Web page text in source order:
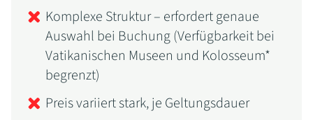
Komplexe Struktur – erfordert genaue
Auswahl bei Buchung (Verfügbarkeit bei
Vatikanischen Museen und Kolosseum*
begrenzt)
Preis variiert stark, je Geltungsdauer